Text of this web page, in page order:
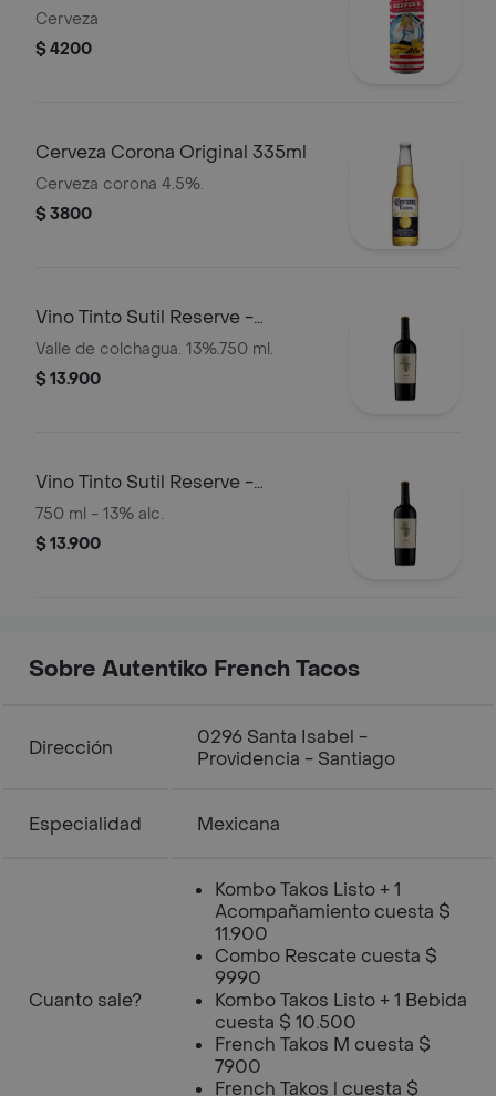
4.8% 500Cc
Cerveza
$ 4200
Cerveza Corona Original 335ml
Cerveza corona 4.5%.
$ 3800
Vino Tinto Sutil Reserve -
Carmenere
Valle de colchagua. 13%.750 ml.
$ 13.900
Vino Tinto Sutil Reserve -
Cabernet Sauvignon
750 ml - 13% alc.
$ 13.900
Sobre Autentiko French Tacos
Dirección
0296 Santa Isabel -
Providencia - Santiago
Especialidad Mexicana
Cuanto sale?
Kombo Takos Listo + 1
Acompañamiento cuesta $
11.900
Combo Rescate cuesta $
9990
Kombo Takos Listo + 1 Bebida
cuesta $ 10.500
French Takos M cuesta $
7900
French Takos l cuesta $